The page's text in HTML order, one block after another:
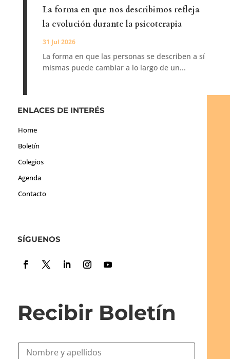
La forma en que nos describimos refleja
la evolución durante la psicoterapia
31 Jul 2026
La forma en que las personas se describen a sí
mismas puede cambiar a lo largo de un...
ENLACES DE INTERÉS
Home
Boletín
Colegios
Agenda
Contacto
SÍGUENOS
Recibir Boletín
N